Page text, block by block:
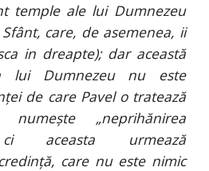
temple ale lui Dumnezeu
care, de asemenea, ii
in dreapte); dar această
lui Dumnezeu nu este
de care Pavel o tratează
„neprihănirea
ci aceasta urmează
care nu este nimic